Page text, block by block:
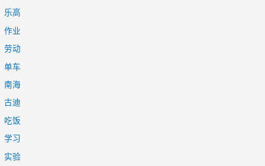
乐高
作业
劳动
单车
南海
古迪
吃饭
学习
实验